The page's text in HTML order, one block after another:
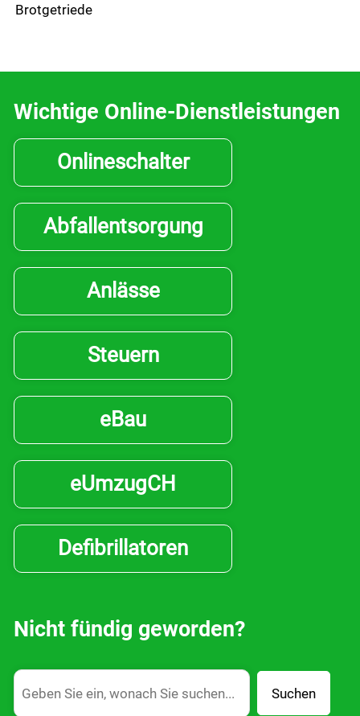
Brotgetriede
Wichtige Online-Dienstleistungen
Onlineschalter
Abfallentsorgung
Anlässe
Steuern
eBau
eUmzugCH
Defibrillatoren
Nicht fündig geworden?
Suchen